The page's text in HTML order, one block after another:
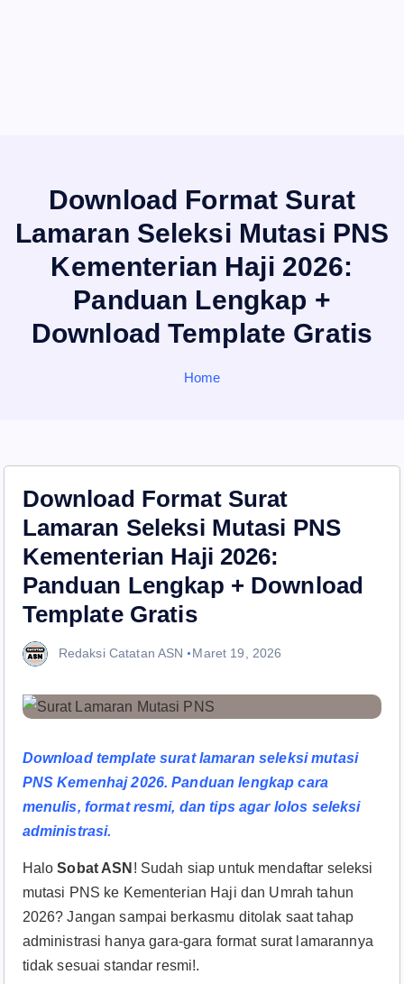
Download Format Surat
Lamaran Seleksi Mutasi PNS
Kementerian Haji 2026:
Panduan Lengkap +
Download Template Gratis
Home
Download Format Surat
Lamaran Seleksi Mutasi PNS
Kementerian Haji 2026:
Panduan Lengkap + Download
Template Gratis
Redaksi Catatan ASN Maret 19, 2026
Download template surat lamaran seleksi mutasi
PNS Kemenhaj 2026. Panduan lengkap cara
menulis, format resmi, dan tips agar lolos seleksi
administrasi.
HaloSobat ASN ! Sudah siap untuk mendaftar seleksi
mutasi PNS ke Kementerian Haji dan Umrah tahun
2026? Jangan sampai berkasmu ditolak saat tahap
administrasi hanya gara-gara format surat lamarannya
tidak sesuai standar resmi!.​